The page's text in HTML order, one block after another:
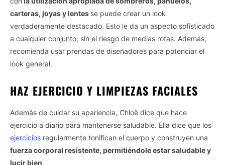
carteras, joyas y lentes se puede crear un look
verdaderamente destacado. Esto le da un aspecto sofisticado
a cualquier conjunto, sin el riesgo de medias rotas. Además,
recomienda usar prendas de diseñadores para potenciar el
look general.
HAZ EJERCICIO Y LIMPIEZAS FACIALES
Además de cuidar su apariencia, Chloë dice que hace
ejercicio a diario para mantenerse saludable. Ella dice que los
ejercicios regularmente tonifican el cuerpo y construyen una
fuerza corporal resistente, permitiéndole estar saludable y
lucir bien.